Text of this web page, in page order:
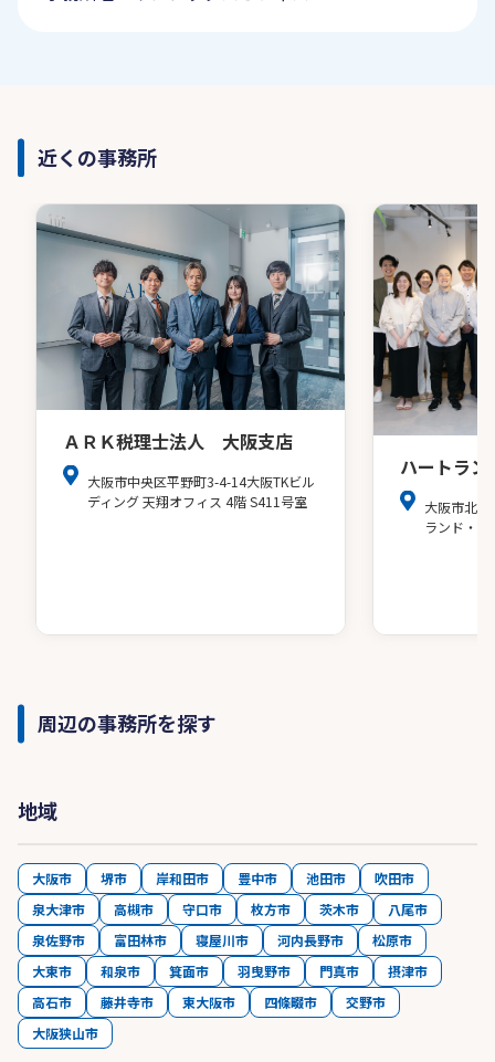
近くの事務所
ＡＲＫ税理士法人 大阪支店
大阪市中央区平野町3-4-14大阪TKビル
ディング 天翔オフィス 4階 S411号室
ハートラ
大阪市北
ランド・
周辺の事務所を探す
地域
大阪市 堺市 岸和田市 豊中市 池田市
吹田市
泉大津市
高槻市 守口市 枚方市 茨木市
八尾市
泉佐野市
富田林市 寝屋川市 河内長野市
松原市
大東市
和泉市 箕面市 羽曳野市 門真市
摂津市
高石市
藤井寺市 東大阪市 四條畷市
交野市
大阪狭山市